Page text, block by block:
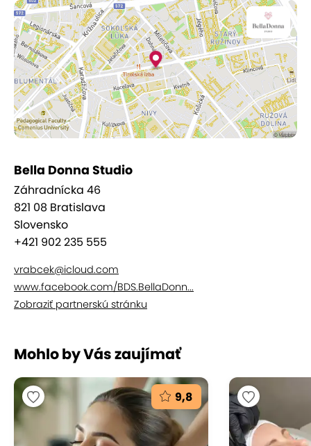
Omladenie pokožky s hydratáciou a
revitalizáciou
Odstránenie vrások
Odstraňovanie a vyhladenie jazvičiek po
akné
Zjemnenie a vyhladenie strií
tváre a tela
Výsledky sú okamžite viditeľné
Ošetrenie sa odporúča vo forme kúry
pozostávajúcej z 3 - 5 sedení.
Bella Donna Studio
Záhradnícka 46
821 08 Bratislava
Slovensko
+421 902 235 555
vrabcek@icloud.com
www.facebook.com/BDS.BellaDonn...
Zobraziť partnerskú stránku
Mohlo by Vás zaujímať
9,8